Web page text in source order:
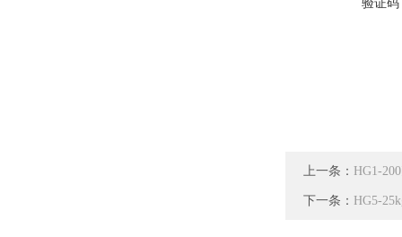
上一条： HG1-
下一条： HG5-